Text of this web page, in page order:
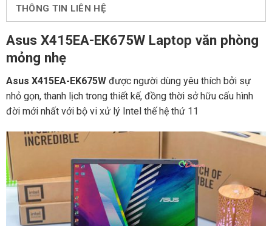
THÔNG TIN LIÊN HỆ
Asus X415EA-EK675W Laptop văn phòng
mỏng nhẹ
Asus X415EA-EK675Wđược người dùng yêu thích bởi sự
nhỏ gọn, thanh lịch trong thiết kế, đồng thời sở hữu cấu hình
đời mới nhất với bộ vi xử lý Intel thế hệ thứ 11